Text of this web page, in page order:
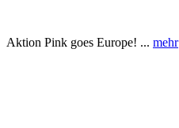
Aktion Pink goes Europe! ... mehr